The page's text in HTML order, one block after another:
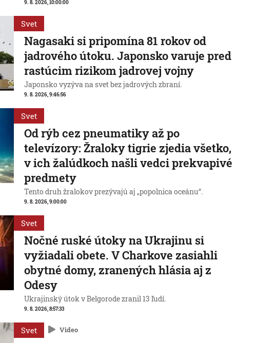
9. 8. 2026, 10:00:00
Svet
Nagasaki si pripomína 81 rokov od
jadrového útoku. Japonsko varuje pred
rastúcim rizikom jadrovej vojny
Japonsko vyzýva na svet bez jadrových zbraní.
9. 8. 2026, 9:46:56
Svet
Od rýb cez pneumatiky až po
televízory: Žraloky tigrie zjedia všetko,
v ich žalúdkoch našli vedci prekvapivé
predmety
Tento druh žralokov prezývajú aj „popolnica oceánu“.
9. 8. 2026, 9:00:00
Svet
Nočné ruské útoky na Ukrajinu si
vyžiadali obete. V Charkove zasiahli
obytné domy, zranených hlásia aj z
Odesy
Ukrajinský útok v Belgorode zranil 13 ľudí.
9. 8. 2026, 8:57:33
Svet Video